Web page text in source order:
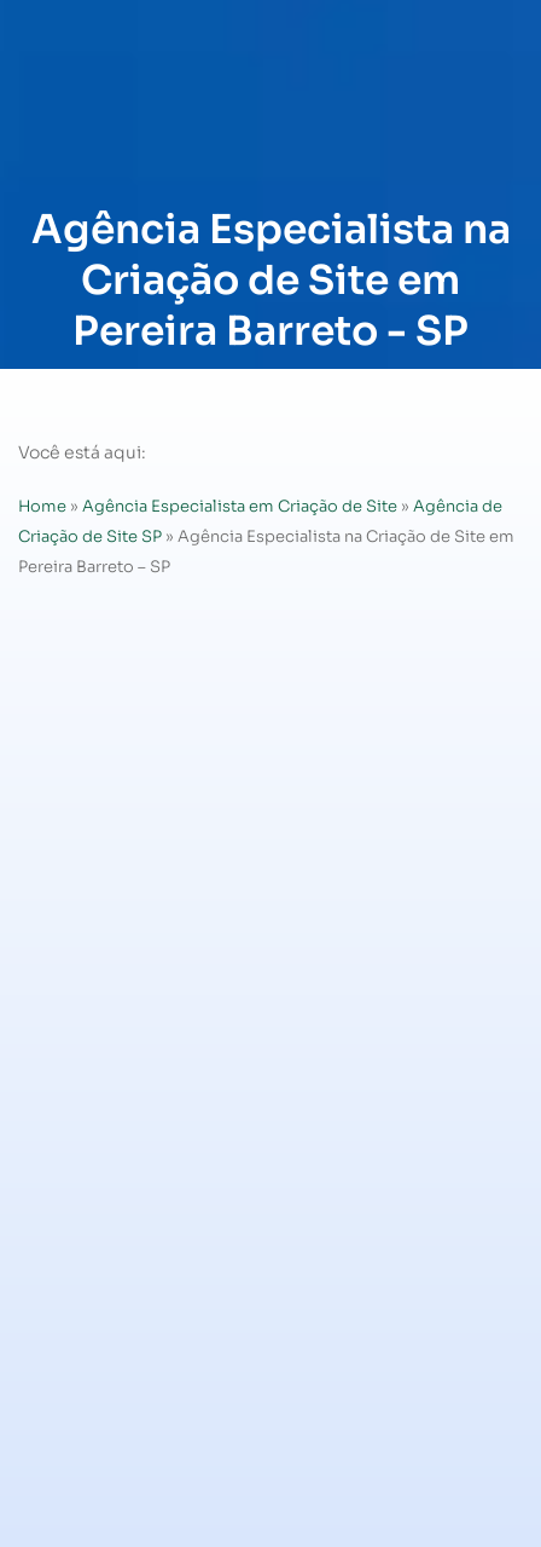
Agência Especialista na
Criação de Site em
Pereira Barreto - SP
Você está aqui:
Home » Agência Especialista em Criação de Site » Agência de
Criação de Site SP » Agência Especialista na Criação de Site em
Pereira Barreto – SP